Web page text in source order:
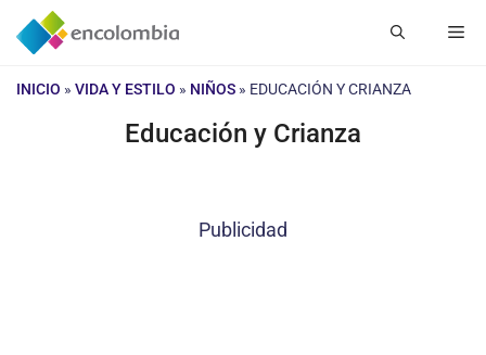
Saltar
INICIO » VIDA Y ESTILO » NIÑOS » EDUCACIÓN Y CRIANZA
Educación y Crianza
Publicidad